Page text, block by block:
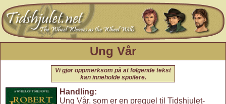
Ung Vår
Vi gjør oppmerksom på at følgende tekst
kan inneholde spoilere.
Handling:
Ung Vår, som er en prequel til Tidshjulet-